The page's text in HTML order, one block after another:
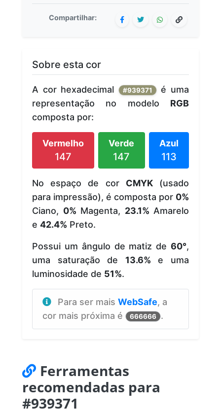
Compartilhar:
Sobre esta cor
A cor hexadecimal #939371
é uma
representação no modelo RGB
composta por:
Vermelho
147
Verde
147
Azul
113
No espaço de cor CMYK(usado
para impressão), é composta por 0%
Ciano, 0% Magenta, 23.1% Amarelo
e 42.4% Preto.
Possui um ângulo de matiz de 60°,
uma saturação de 13.6% e uma
luminosidade de 51%.
Para ser mais WebSafe, a
cor mais próxima é
666666 .
Ferramentas
recomendadas para
#939371